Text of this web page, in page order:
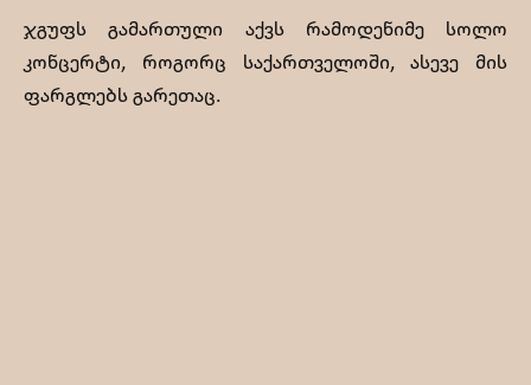
ჯგუფს გამართული აქვს რამოდენიმე სოლო
კონცერტი, როგორც საქართველოში, ასევე მის
ფარგლებს გარეთაც.